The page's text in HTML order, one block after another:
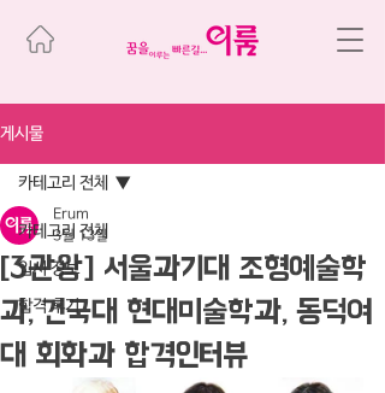
게시물
카테고리 전체
입시 정보
합격 후기
카테고리 전체
[3관왕] 서울과기대 조형예술학
과, 건국대 현대미술학과, 동덕여
대 회화과 합격인터뷰
Erum
3월 13일